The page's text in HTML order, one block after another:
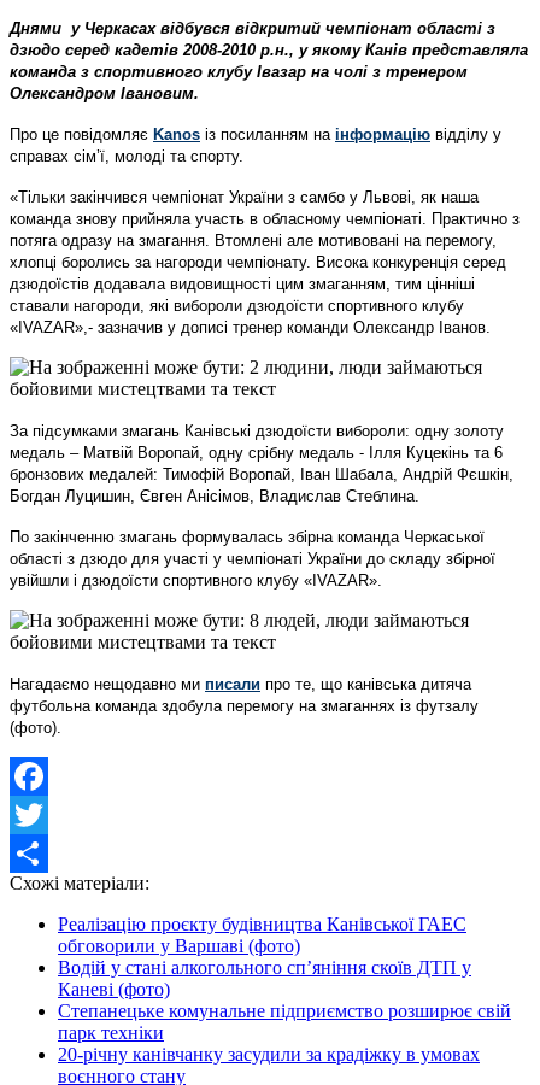
Днями у Черкасах відбувся відкритий чемпіонат області з
дзюдо серед кадетів 2008-2010 р.н., у якому Канів представляла
команда з спортивного клубу Івазар на чолі з тренером
Олександром Івановим.
Про це повідомляє Kanos із посиланням на інформацію відділу у
справах сім’ї, молоді та спорту.
«Тільки закінчився чемпіонат України з самбо у Львові, як наша
команда знову прийняла участь в обласному чемпіонаті. Практично з
потяга одразу на змагання. Втомлені але мотивовані на перемогу,
хлопці боролись за нагороди чемпіонату. Висока конкуренція серед
дзюдоїстів додавала видовищності цим змаганням, тим цінніші
ставали нагороди, які вибороли дзюдоїсти спортивного клубу
«IVAZAR»,- зазначив у дописі тренер команди Олександр Іванов.
За підсумками змагань Канівські дзюдоїсти вибороли: одну золоту
медаль – Матвій Воропай, одну срібну медаль - Ілля Куцекінь та 6
бронзових медалей: Тимофій Воропай, Іван Шабала, Андрій Фєшкін,
Богдан Луцишин, Євген Анісімов, Владислав Стеблина.
По закінченню змагань формувалась збірна команда Черкаської
області з дзюдо для участі у чемпіонаті України до складу збірної
увійшли і дзюдоїсти спортивного клубу «IVAZAR».
Нагадаємо нещодавно ми писали про те, що канівська дитяча
футбольна команда здобула перемогу на змаганнях із футзалу
(фото).
Facebook
Twitter
Share
Схожі матеріали:
Реалізацію проєкту будівництва Канівської ГАЕС
обговорили у Варшаві (фото)
Водій у стані алкогольного сп’яніння скоїв ДТП у
Каневі (фото)
Степанецьке комунальне підприємство розширює свій
парк техніки
20-річну канівчанку засудили за крадіжку в умовах
воєнного стану